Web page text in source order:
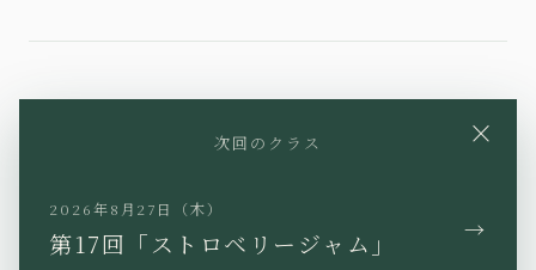
Facebook
×
次回のクラス
2026年8月27日（木）
第17回「ストロベリージャム」 →